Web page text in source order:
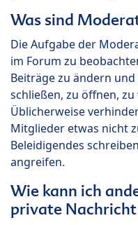
Was sind
Die Aufgabe der
im Forum zu
Beiträge zu ändern
schließen, zu öffnen,
Üblicherweise
Mitglieder etwas nicht
Beleidigendes
angreifen.
Wie kann ich
private Nachricht